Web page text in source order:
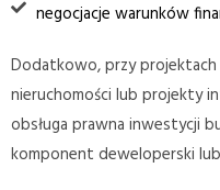
negocjacje warunków
Dodatkowo, przy projektach
nieruchomości lub projekty
obsługa prawna inwestycji
komponent deweloperski